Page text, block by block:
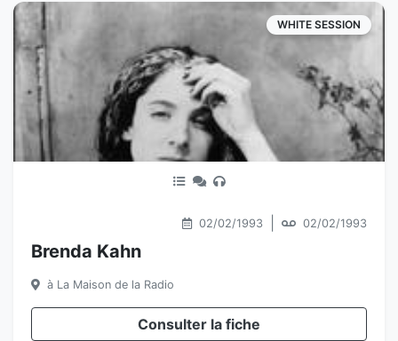
WHITE SESSION
02/02/1993 02/02/1993
Brenda Kahn
à La Maison de la Radio
Consulter la fiche